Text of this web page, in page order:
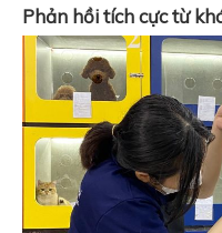
Phản hồi tích cực từ